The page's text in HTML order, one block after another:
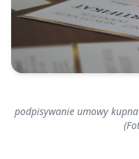
podpisywanie umowy